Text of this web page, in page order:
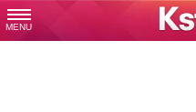
MENU